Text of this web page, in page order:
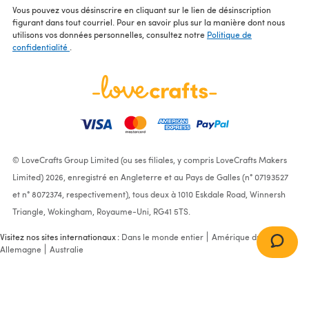
Vous pouvez vous désinscrire en cliquant sur le lien de désinscription
figurant dans tout courriel. Pour en savoir plus sur la manière dont nous
utilisons vos données personnelles, consultez notre Politique de
confidentialité
© LoveCrafts Group Limited (ou ses filiales, y compris LoveCrafts Makers
Limited) 2026, enregistré en Angleterre et au Pays de Galles (n° 07193527
et n° 8072374, respectivement), tous deux à 1010 Eskdale Road, Winnersh
Triangle, Wokingham, Royaume-Uni, RG41 5TS.
Visitez nos sites internationaux : Dans le monde entier
Amérique du Nord
Allemagne
Australie